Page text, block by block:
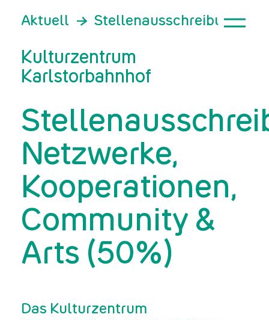
Aktuell Stellenausschreibung:
Kulturzentrum
Karlstorbahnhof
Netzwerke,
Kooperationen,
Community &
Arts (50%)
Das Kulturzentrum